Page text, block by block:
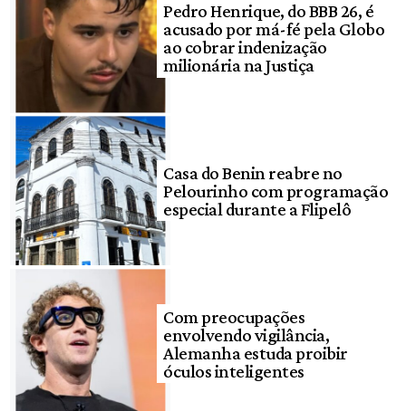
Pedro Henrique, do BBB 26, é
acusado por má-fé pela Globo
ao cobrar indenização
milionária na Justiça
Casa do Benin reabre no
Pelourinho com programação
especial durante a Flipelô
Com preocupações
envolvendo vigilância,
Alemanha estuda proibir
óculos inteligentes